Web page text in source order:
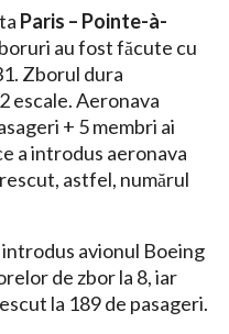
Paris – Pointe-à-
au fost făcute cu
Zborul dura
escale. Aeronava
+ 5 membri ai
a introdus aeronava
astfel, numărul
introdus avionul Boeing
de zbor la 8, iar
la 189 de pasageri.